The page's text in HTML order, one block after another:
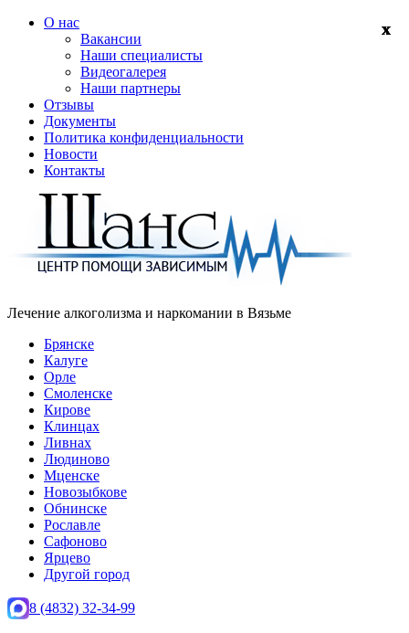
О нас
Вакансии
Наши специалисты
Видеогалерея
Наши партнеры
Отзывы
Документы
Политика конфиденциальности
Новости
Контакты
Лечение алкоголизма и наркомании в Вязьме
Брянске
Калуге
Орле
Смоленске
Кирове
Клинцах
Ливнах
Людиново
Мценске
Новозыбкове
Обнинске
Рославле
Сафоново
Ярцево
Другой город
8 (4832) 32-34-99